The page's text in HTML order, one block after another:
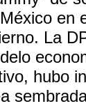
en
La
hubo